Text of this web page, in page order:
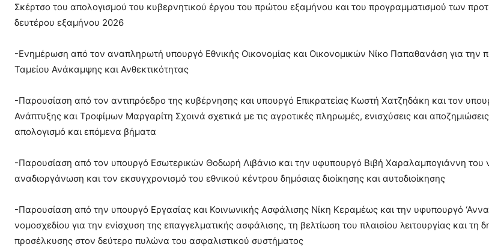
Σκέρτσο του απολογισμού του κυβερνητικού έργου του πρώτου εξαμήνου και του προγραμματισμού των
δευτέρου εξαμήνου 2026
-Ενημέρωση από τον αναπληρωτή υπουργό Εθνικής Οικονομίας και Οικονομικών Νίκο Παπαθανάση για την
Ταμείου Ανάκαμψης και Ανθεκτικότητας
-Παρουσίαση από τον αντιπρόεδρο της κυβέρνησης και υπουργό Επικρατείας Κωστή Χατζηδάκη και τον
Ανάπτυξης και Τροφίμων Μαργαρίτη Σχοινά σχετικά με τις αγροτικές πληρωμές, ενισχύσεις και
απολογισμό και επόμενα βήματα
-Παρουσίαση από τον υπουργό Εσωτερικών Θοδωρή Λιβάνιο και την υφυπουργό Βιβή Χαραλαμπογιάννη του
αναδιοργάνωση και τον εκσυγχρονισμό του εθνικού κέντρου δημόσιας διοίκησης και αυτοδιοίκησης
-Παρουσίαση από την υπουργό Εργασίας και Κοινωνικής Ασφάλισης Νίκη Κεραμέως και την υφυπουργό
νομοσχεδίου για την ενίσχυση της επαγγελματικής ασφάλισης, τη βελτίωση του πλαισίου λειτουργίας και τη
προσέλκυσης στον δεύτερο πυλώνα του ασφαλιστικού συστήματος